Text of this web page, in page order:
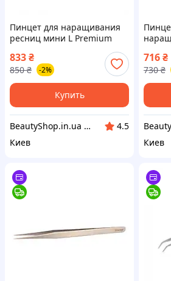
Пинцет для наращивания
ресниц мини L Premium
833₴
850 ₴ -2%
Купить
BeautyShop.in.ua - Интернет-магазин по продаже материалов красоты, Телеграм @Beautyshopinua
4.5
Киев
716₴
730 ₴
Киев